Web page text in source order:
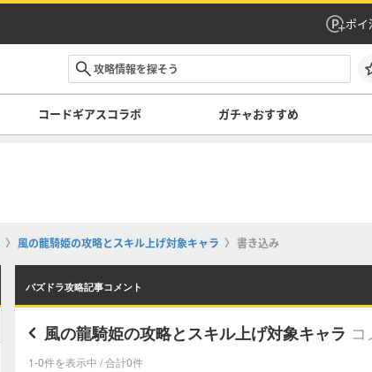
ポイ
コードギアスコラボ ガチャおすすめ
風の龍騎姫の攻略とスキル上げ対象キャラ 書き込み
パズドラ攻略記事コメント
風の龍騎姫の攻略とスキル上げ対象キャラ コ
1-0件を表示中 / 合計0件